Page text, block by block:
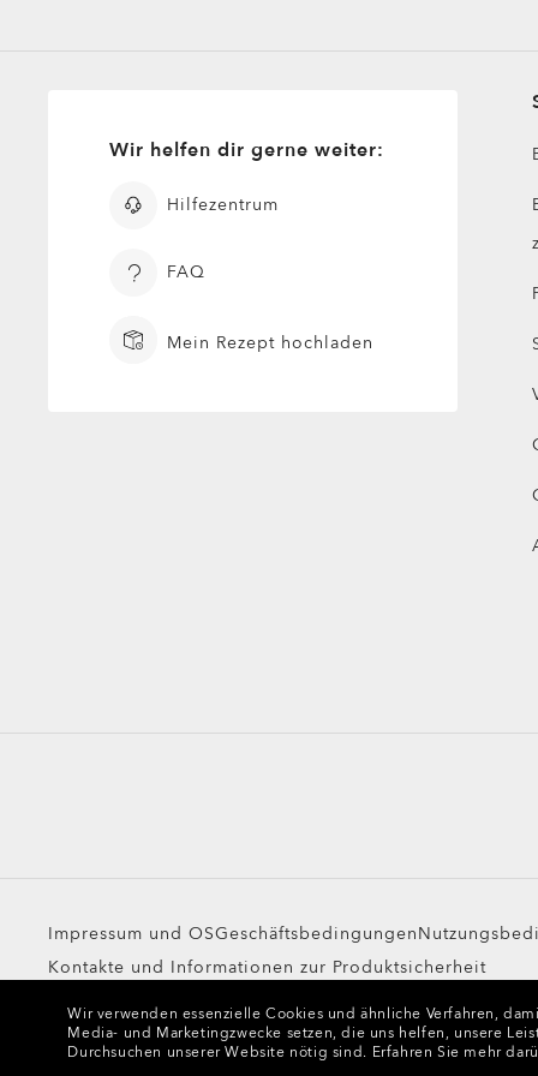
Wir helfen dir gerne weiter:
Hilfezentrum
FAQ
Mein Rezept hochladen
Impressum und OSGeschäftsbedingungen
Kontakte und Informationen zur Produktsicherheit
Copyright ©2023 Oakley, Inc. Alle Rechte vorbehalten.
Wir verwenden essenzielle Cookies und ähnliche Verfahren,
Media- und Marketingzwecke setzen, die uns helfen, unsere
Durchsuchen unserer Website nötig sind. Erfahren Sie mehr